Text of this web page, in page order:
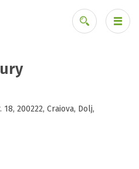
200222, Craiova, Dolj,